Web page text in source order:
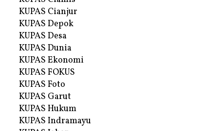
KUPAS Cianjur
KUPAS Depok
KUPAS Desa
KUPAS Dunia
KUPAS Ekonomi
KUPAS FOKUS
KUPAS Foto
KUPAS Garut
KUPAS Hukum
KUPAS Indramayu